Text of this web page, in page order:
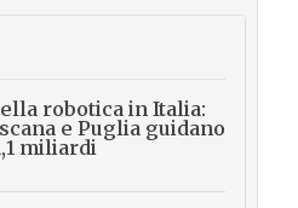
robotica in Italia:
e Puglia guidano
miliardi